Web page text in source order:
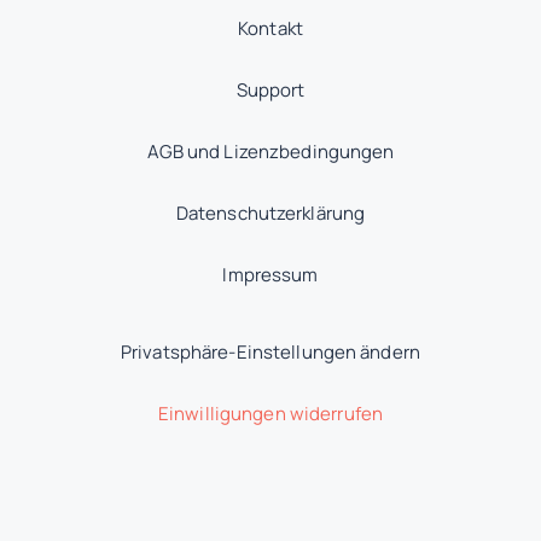
Kontakt
Support
AGB und Lizenzbedingungen
Datenschutzerklärung
Impressum
Privatsphäre-Einstellungen ändern
Einwilligungen widerrufen